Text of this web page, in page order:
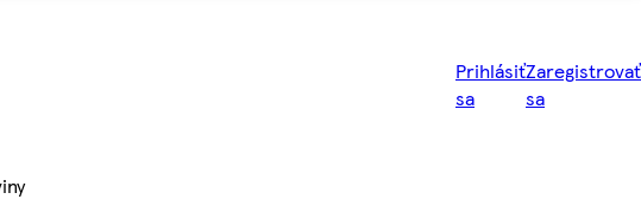
Prihlásiť
sa
Zaregistrovať
sa